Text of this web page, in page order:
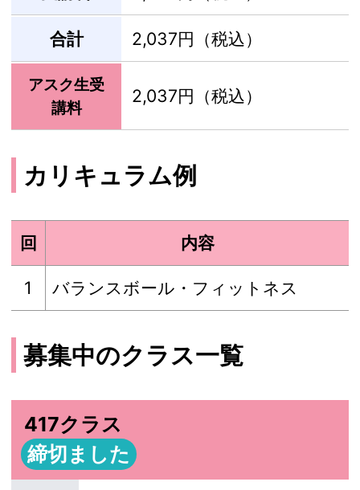
合計 2,037円（税込）
アスク生受
講料
2,037円（税込）
カリキュラム例
回 内容
1 バランスボール・フィットネス
募集中のクラス一覧
417クラス
締切ました